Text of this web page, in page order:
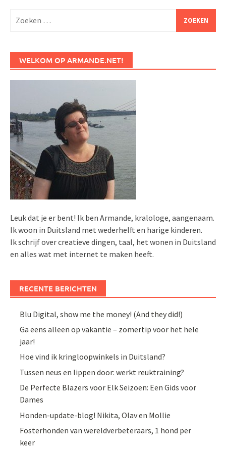
naar:
WELKOM OP ARMANDE.NET!
Leuk dat je er bent! Ik ben Armande, kralologe, aangenaam.
Ik woon in Duitsland met wederhelft en harige kinderen.
Ik schrijf over creatieve dingen, taal, het wonen in Duitsland
en alles wat met internet te maken heeft.
RECENTE BERICHTEN
Blu Digital, show me the money! (And they did!)
Ga eens alleen op vakantie – zomertip voor het hele
jaar!
Hoe vind ik kringloopwinkels in Duitsland?
Tussen neus en lippen door: werkt reuktraining?
De Perfecte Blazers voor Elk Seizoen: Een Gids voor
Dames
Honden-update-blog! Nikita, Olav en Mollie
Fosterhonden van wereldverbeteraars, 1 hond per
keer